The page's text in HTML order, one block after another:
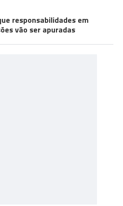
responsabilidades em
vão ser apuradas